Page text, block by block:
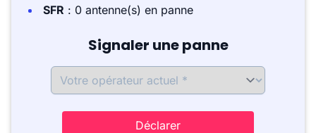
SFR : 0 antenne(s) en panne
Signaler une panne
Déclarer